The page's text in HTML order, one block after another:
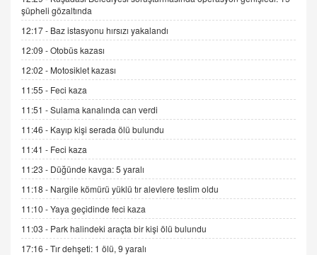
İNCİ GÜL AKÖL
Trump Keşke Adana'yı da Ziyaret Etse...
06.07.2026 13:00
ADEM AKÖL
Esed Destekçilerinin Yüzüne Vurulan Şamar:
Sednaya
11.12.2024 12:30
DR. EKREM ASLAN
Gerçek Ne, Algı Ne? "Beraber Yürüyoruz"
Cümlesinin Peşinden
19.07.2025 12:45
GÖNÜL MENEKŞE
Şifacının Yolu
04.11.2025 12:56
şüpheli gözaltında
12:17 - Baz istasyonu hırsızı yakalandı
12:09 -Otobüs kazası
12:02 - Motosiklet kazası
11:55 - Feci kaza
11:51 -Sulama kanalında can verdi
11:46 - Kayıp kişi serada ölü bulundu
11:41 - Feci kaza
11:23 - Düğünde kavga: 5 yaralı
11:18 - Nargile kömürü yüklü tır alevlere teslim oldu
11:10 -Yaya geçidinde feci kaza
11:03 - Park halindeki araçta bir kişi ölü bulundu
17:16 -Tır dehşeti: 1 ölü, 9 yaralı